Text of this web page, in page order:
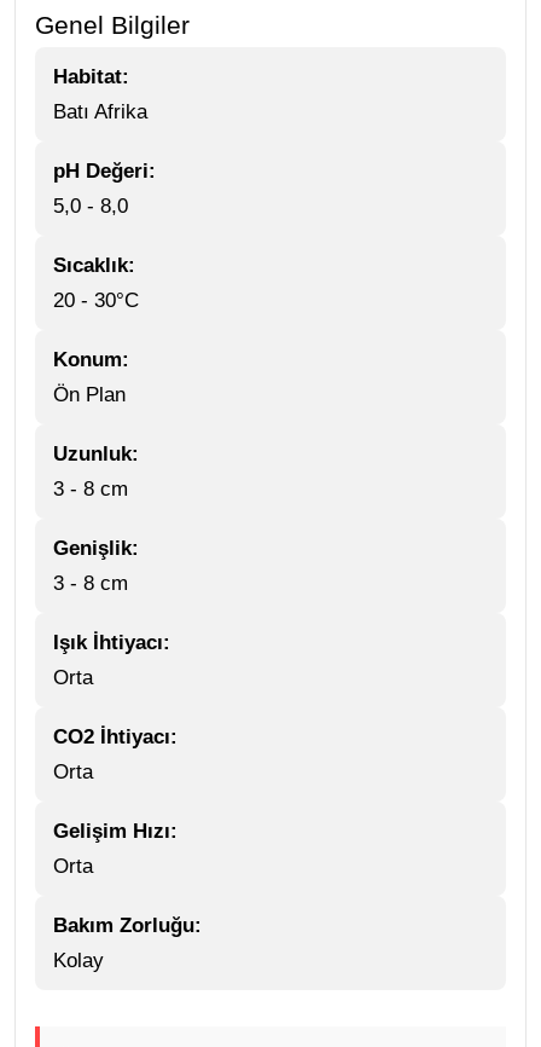
Genel Bilgiler
Habitat:
Batı Afrika
pH Değeri:
5,0 - 8,0
Sıcaklık:
20 - 30°C
Konum:
Ön Plan
Uzunluk:
3 - 8 cm
Genişlik:
3 - 8 cm
Işık İhtiyacı:
Orta
CO2 İhtiyacı:
Orta
Gelişim Hızı:
Orta
Bakım Zorluğu:
Kolay